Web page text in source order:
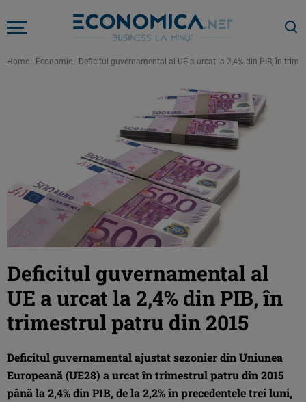
Home - Economie - Deficitul guvernamental al UE a urcat la 2,4% din PIB, în
Deficitul guvernamental al
UE a urcat la 2,4% din PIB, în
trimestrul patru din 2015
Deficitul guvernamental ajustat sezonier din Uniunea
Europeană (UE28) a urcat în trimestrul patru din 2015
până la 2,4% din PIB, de la 2,2% în precedentele trei luni,